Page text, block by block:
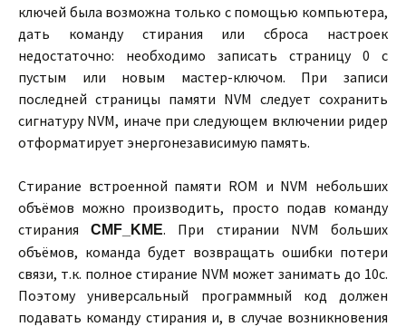
ключей была возможна только с помощью компьютера,
дать команду стирания или сброса настроек
недостаточно: необходимо записать страницу 0 с
пустым или новым мастер-ключом. При записи
последней страницы памяти NVM следует сохранить
сигнатуру NVM, иначе при следующем включении ридер
отформатирует энергонезависимую память.
Стирание встроенной памяти ROM и NVM небольших
объёмов можно производить, просто подав команду
стиранияCMF_KME. При стирании NVM больших
объёмов, команда будет возвращать ошибки потери
связи, т.к. полное стирание NVM может занимать до 10с.
Поэтому универсальный программный код должен
подавать команду стирания и, в случае возникновения